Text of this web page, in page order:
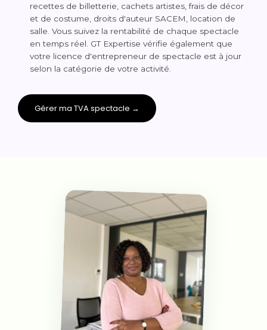
recettes de billetterie, cachets artistes, frais de décor
et de costume, droits d'auteur SACEM, location de
salle. Vous suivez la rentabilité de chaque spectacle
en temps réel. GT Expertise vérifie également que
votre licence d'entrepreneur de spectacle est à jour
selon la catégorie de votre activité.
Gérer ma TVA spectacle →